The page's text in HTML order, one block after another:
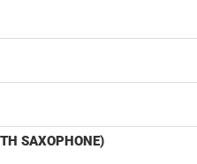
SAXOPHONE)